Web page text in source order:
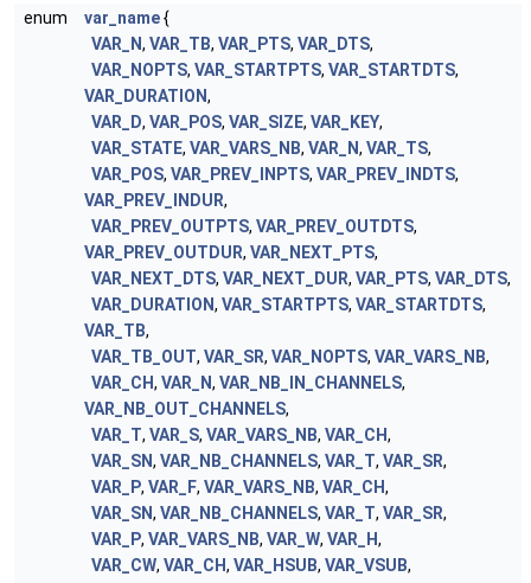
enum var_name{
VAR_N, VAR_TB, VAR_PTS, VAR_DTS,
VAR_NOPTS, VAR_STARTPTS, VAR_STARTDTS,
VAR_DURATION,
VAR_D, VAR_POS, VAR_SIZE, VAR_KEY,
VAR_STATE, VAR_VARS_NB, VAR_N, VAR_TS,
VAR_POS, VAR_PREV_INPTS, VAR_PREV_INDTS,
VAR_PREV_INDUR,
VAR_PREV_OUTPTS, VAR_PREV_OUTDTS,
VAR_PREV_OUTDUR, VAR_NEXT_PTS,
VAR_NEXT_DTS, VAR_NEXT_DUR, VAR_PTS, VAR_DTS,
VAR_DURATION, VAR_STARTPTS, VAR_STARTDTS,
VAR_TB,
VAR_TB_OUT, VAR_SR, VAR_NOPTS, VAR_VARS_NB,
VAR_CH, VAR_N, VAR_NB_IN_CHANNELS,
VAR_NB_OUT_CHANNELS,
VAR_T, VAR_S, VAR_VARS_NB, VAR_CH,
VAR_SN, VAR_NB_CHANNELS, VAR_T, VAR_SR,
VAR_P, VAR_F, VAR_VARS_NB, VAR_CH,
VAR_SN, VAR_NB_CHANNELS, VAR_T, VAR_SR,
VAR_P, VAR_VARS_NB, VAR_W, VAR_H,
VAR_CW, VAR_CH, VAR_HSUB, VAR_VSUB,